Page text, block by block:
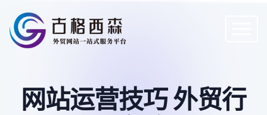
网站运营技巧 外贸行